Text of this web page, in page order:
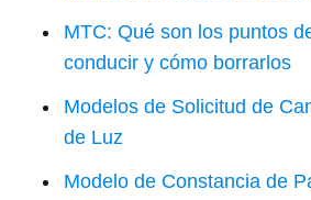
MTC: Qué son los puntos
conducir y cómo borrarlos
Modelos de Solicitud de
de Luz
Modelo de Constancia de